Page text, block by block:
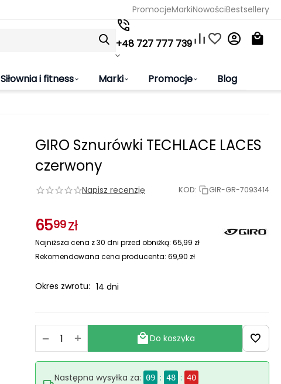
PromocjeMarkiNowościBestsellery
+48 727 777 739
Siłownia i fitness Marki Promocje Blog
GIRO Sznurówki TECHLACE LACES
czerwony
Napisz recenzję KOD: GIR-GR-7093414
6599zł
Najniższa cena z 30 dni przed obniżką: 65,99 zł
Rekomendowana cena producenta: 69,90 zł
Okres zwrotu: 14 dni
+
− Do koszyka
Następna wysyłka za: 09 : 48 : 39